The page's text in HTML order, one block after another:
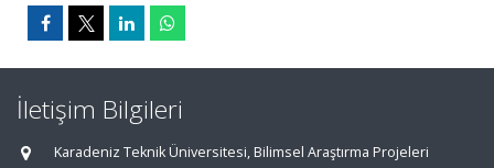
İletişim Bilgileri
Karadeniz Teknik Üniversitesi, Bilimsel Araştırma Projeleri